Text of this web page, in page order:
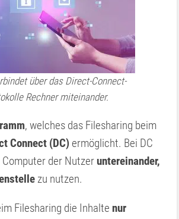
über das Direct-Connect-
Rechner miteinander.
, welches das Filesharing beim
Connect (DC) ermöglicht. Bei DC
der Nutzer untereinander,
zu nutzen.
Filesharing die Inhalte nur